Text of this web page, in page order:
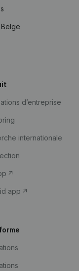
d’entreprise
internationale
app